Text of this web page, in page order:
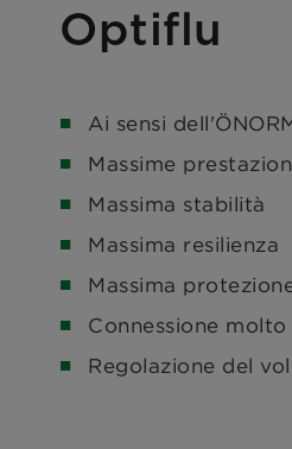
Optiflu
Ai sensi
Massime
Massima stabilità
Massima resilienza
Massima
Connessione
Regolazione del